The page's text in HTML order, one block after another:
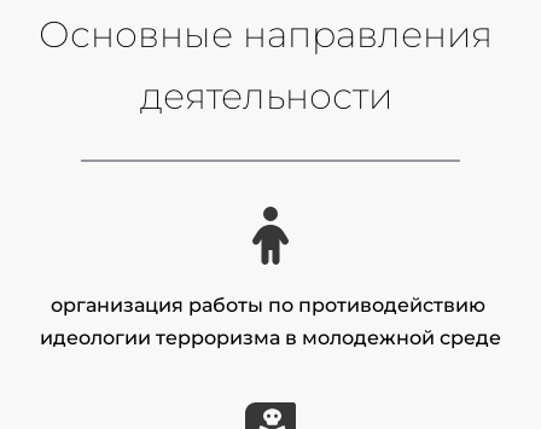
Основные направления
деятельности
организация работы по противодействию
идеологии терроризма в молодежной среде